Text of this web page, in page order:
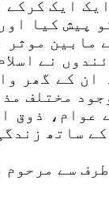
ایک
پیش کیا
مابین موثر
نے
ان کے گھر
مختلف
عوام، ذوق
ساتھ
سے